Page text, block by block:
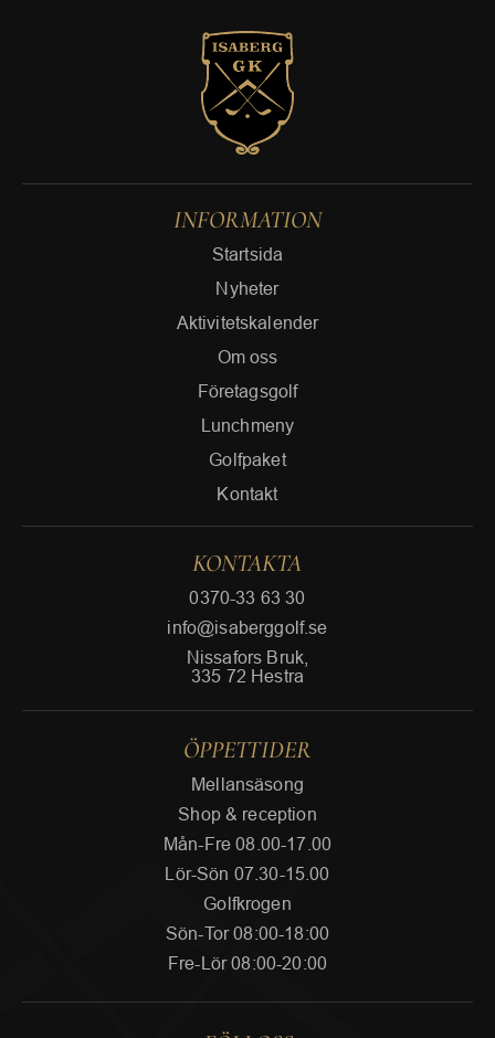
INFORMATION
Startsida
Nyheter
Aktivitetskalender
Om oss
Företagsgolf
Lunchmeny
Golfpaket
Kontakt
KONTAKTA
0370-33 63 30
info@isaberggolf.se
Nissafors Bruk,
335 72 Hestra
ÖPPETTIDER
Mellansäsong
Shop & reception
Mån-Fre 08.00-17.00
Lör-Sön 07.30-15.00
Golfkrogen
Sön-Tor 08:00-18:00
Fre-Lör 08:00-20:00